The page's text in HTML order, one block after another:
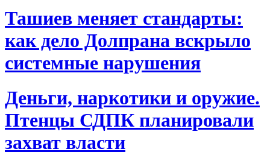
Ташиев меняет стандарты:
как дело Долпрана вскрыло
системные нарушения
Деньги, наркотики и оружие.
Птенцы СДПК планировали
захват власти